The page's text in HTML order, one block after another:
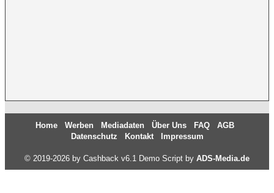
Home Werben Mediadaten Über Uns FAQ
AGB
Datenschutz
Kontakt Impressum
© 2019-2026 by Cashback v6.1 Demo Script by ADS-Media.de